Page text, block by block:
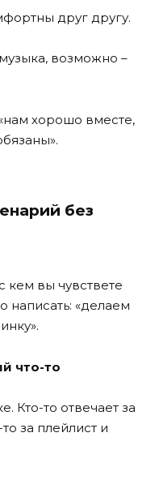
друг другу.
возможно –
хорошо вместе,
без
вы чувствете
написать: «делаем
что-то
Кто-то отвечает за
за плейлист и